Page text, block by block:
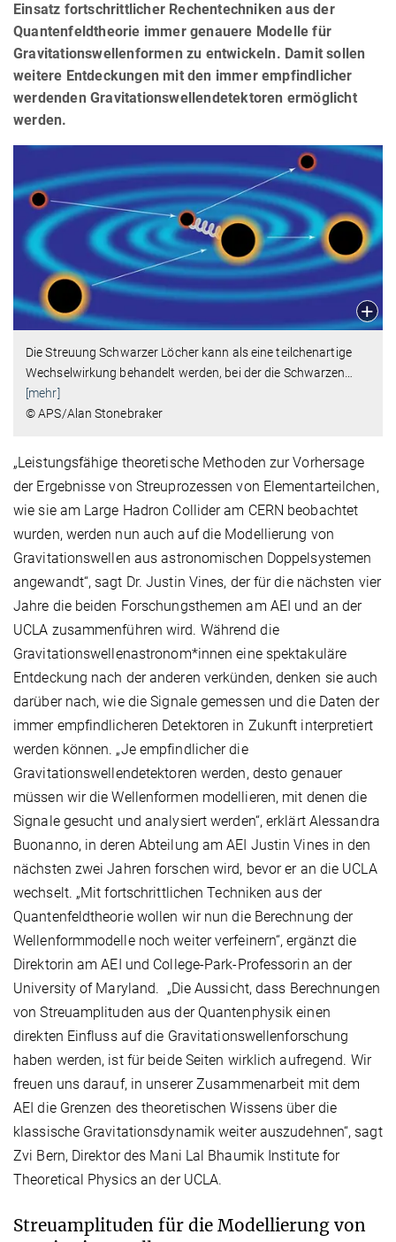
Einsatz fortschrittlicher Rechentechniken aus der
Quantenfeldtheorie immer genauere Modelle für
Gravitationswellenformen zu entwickeln. Damit sollen
weitere Entdeckungen mit den immer empfindlicher
werdenden Gravitationswellendetektoren ermöglicht
werden.
Die Streuung Schwarzer Löcher kann als eine teilchenartige
Wechselwirkung behandelt werden, bei der die Schwarzen
[mehr]
© APS/Alan Stonebraker
„Leistungsfähige theoretische Methoden zur Vorhersage
der Ergebnisse von Streuprozessen von Elementarteilchen,
wie sie am Large Hadron Collider am CERN beobachtet
wurden, werden nun auch auf die Modellierung von
Gravitationswellen aus astronomischen Doppelsystemen
angewandt“, sagt Dr. Justin Vines, der für die nächsten vier
Jahre die beiden Forschungsthemen am AEI und an der
UCLA zusammenführen wird. Während die
Gravitationswellenastronom*innen eine spektakuläre
Entdeckung nach der anderen verkünden, denken sie auch
darüber nach, wie die Signale gemessen und die Daten der
immer empfindlicheren Detektoren in Zukunft interpretiert
werden können. „Je empfindlicher die
Gravitationswellendetektoren werden, desto genauer
müssen wir die Wellenformen modellieren, mit denen die
Signale gesucht und analysiert werden“, erklärt Alessandra
Buonanno, in deren Abteilung am AEI Justin Vines in den
nächsten zwei Jahren forschen wird, bevor er an die UCLA
wechselt. „Mit fortschrittlichen Techniken aus der
Quantenfeldtheorie wollen wir nun die Berechnung der
Wellenformmodelle noch weiter verfeinern“, ergänzt die
Direktorin am AEI und College-Park-Professorin an der
University of Maryland. „Die Aussicht, dass Berechnungen
von Streuamplituden aus der Quantenphysik einen
direkten Einfluss auf die Gravitationswellenforschung
haben werden, ist für beide Seiten wirklich aufregend. Wir
freuen uns darauf, in unserer Zusammenarbeit mit dem
AEI die Grenzen des theoretischen Wissens über die
klassische Gravitationsdynamik weiter auszudehnen“, sagt
Zvi Bern, Direktor des Mani Lal Bhaumik Institute for
Theoretical Physics an der UCLA.
Streuamplituden für die Modellierung von